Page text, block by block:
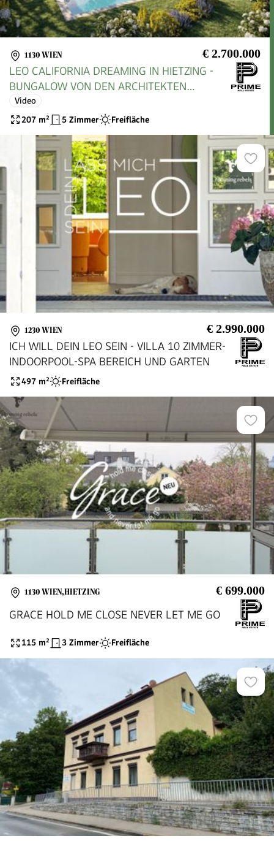
1130 WIEN € 2.700.000
LEO CALIFORNIA DREAMING IN HIETZING -
BUNGALOW VON DEN ARCHITEKTEN
AUBÖCK/RAINER
Video
207 m² 5 Zimmer Freifläche
1230 WIEN € 2.990.000
ICH WILL DEIN LEO SEIN - VILLA 10 ZIMMER-
INDOORPOOL-SPA BEREICH UND GARTEN
497 m² Freifläche
1130 WIEN,HIETZING € 699.000
GRACE HOLD ME CLOSE NEVER LET ME GO
115 m² 3 Zimmer Freifläche